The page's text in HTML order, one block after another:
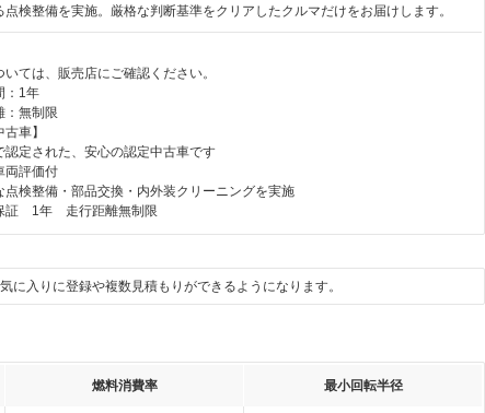
点検整備を実施。厳格な判断基準をクリアしたクルマだけをお届けします。
いては、販売店にご確認ください。
：1年
：無制限
古車】
定された、安心の認定中古車です
評価付
検整備・部品交換・内外装クリーニングを実施
証 1年 走行距離無制限
に入りに登録や複数見積もりができるようになります。
燃料消費率 最小回転半径